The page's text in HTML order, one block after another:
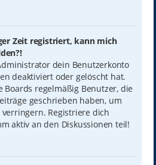
Zeit registriert, kann mich
dein Benutzerkonto
deaktiviert oder gelöscht hat.
Boards regelmäßig Benutzer, die
geschrieben haben, um
Registriere dich
aktiv an den Diskussionen teil!